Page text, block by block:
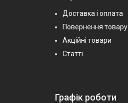
Доставка і оплата
Повернення товару
Акційні товари
Статті
Графік роботи